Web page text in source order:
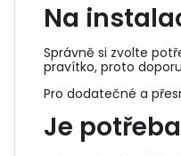
Na
Správně si zvolte
pravítko, proto
Pro dodatečné a
Je